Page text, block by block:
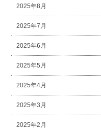
2025年8月
2025年7月
2025年6月
2025年5月
2025年4月
2025年3月
2025年2月